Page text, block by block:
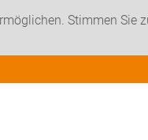
Stimmen Sie